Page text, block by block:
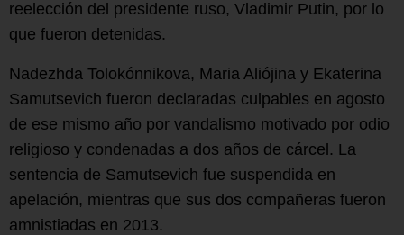
reelección del presidente ruso, Vladimir Putin, por lo
que fueron detenidas.
Nadezhda Tolokónnikova, Maria Aliójina y Ekaterina
Samutsevich fueron declaradas culpables en agosto
de ese mismo año por vandalismo motivado por odio
religioso y condenadas a dos años de cárcel. La
sentencia de Samutsevich fue suspendida en
apelación, mientras que sus dos compañeras fueron
amnistiadas en 2013.